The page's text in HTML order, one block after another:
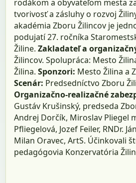
rodákom a obyvateľom mesta
tvorivosť a zásluhy o rozvoj
akadémia Zboru Žilincov je
podujatí 27. ročníka
Žiline.Zakladateľ a
Žilincov. Spolupráca: Mesto
Žilina.Sponzori: Mesto Žilina a
Scenár: Predsedníctvo Zboru
Organizačno-realizačné
Gustáv Krušinský, predseda
Andrej Dorčík, Miroslav Pliegel
Pfliegelová, Jozef Feiler, RNDr.
Milan Oravec, ArtS. Účinkovali
pedagógovia Konzervatória